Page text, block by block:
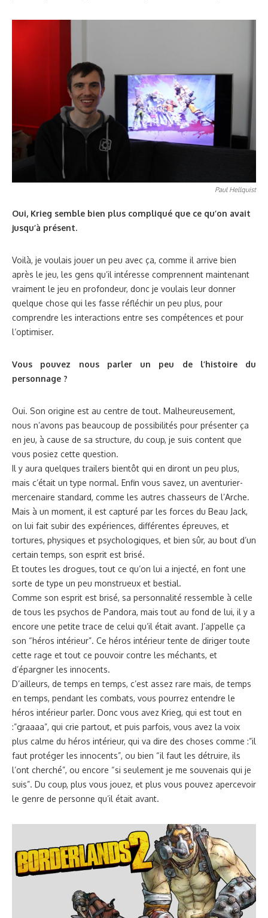
Paul Hellquist
Oui, Krieg semble bien plus compliqué que ce qu’on avait
jusqu’à présent.
Voilà, je voulais jouer un peu avec ça, comme il arrive bien
après le jeu, les gens qu’il intéresse comprennent maintenant
vraiment le jeu en profondeur, donc je voulais leur donner
quelque chose qui les fasse réfléchir un peu plus, pour
comprendre les interactions entre ses compétences et pour
l’optimiser.
Vous pouvez nous parler un peu de l’histoire du
personnage ?
Oui. Son origine est au centre de tout. Malheureusement,
nous n’avons pas beaucoup de possibilités pour présenter ça
en jeu, à cause de sa structure, du coup, je suis content que
vous posiez cette question.
Il y aura quelques trailers bientôt qui en diront un peu plus,
mais c’était un type normal. Enfin vous savez, un aventurier-
mercenaire standard, comme les autres chasseurs de l’Arche.
Mais à un moment, il est capturé par les forces du Beau Jack,
on lui fait subir des expériences, différentes épreuves, et
tortures, physiques et psychologiques, et bien sûr, au bout d’un
certain temps, son esprit est brisé.
Et toutes les drogues, tout ce qu’on lui a injecté, en font une
sorte de type un peu monstrueux et bestial.
Comme son esprit est brisé, sa personnalité ressemble à celle
de tous les psychos de Pandora, mais tout au fond de lui, il y a
encore une petite trace de celui qu’il était avant. J’appelle ça
son “héros intérieur”. Ce héros intérieur tente de diriger toute
cette rage et tout ce pouvoir contre les méchants, et
d’épargner les innocents.
D’ailleurs, de temps en temps, c’est assez rare mais, de temps
en temps, pendant les combats, vous pourrez entendre le
héros intérieur parler. Donc vous avez Krieg, qui est tout en
:”graaaa”, qui crie partout, et puis parfois, vous avez la voix
plus calme du héros intérieur, qui va dire des choses comme :”il
faut protéger les innocents”, ou bien “il faut les détruire, ils
l’ont cherché”, ou encore “si seulement je me souvenais qui je
suis”. Du coup, plus vous jouez, et plus vous pouvez apercevoir
le genre de personne qu’il était avant.